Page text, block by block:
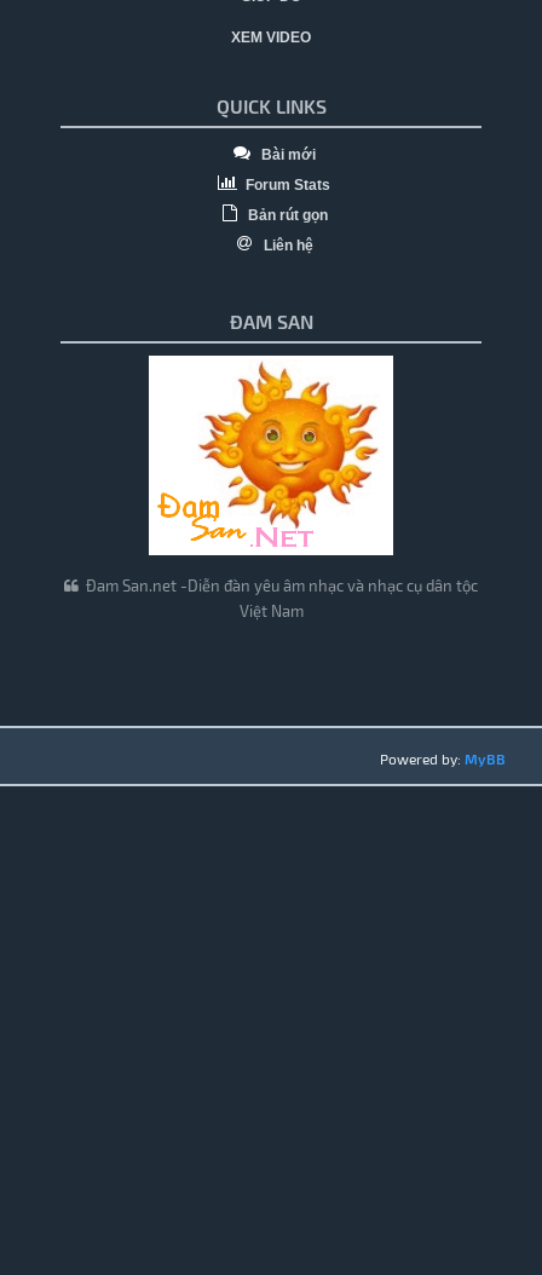
XEM VIDEO
QUICK LINKS
Bài mới
Forum Stats
Bản rút gọn
Liên hệ
ĐAM SAN
Đam San.net -Diễn đàn yêu âm nhạc và nhạc cụ dân tộc
Việt Nam
Powered by: MyBB